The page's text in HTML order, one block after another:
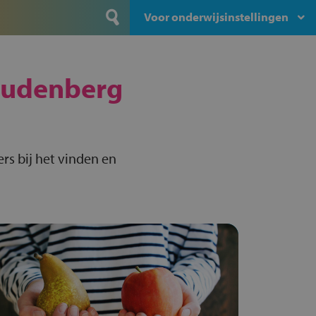
Voor onderwijsinstellingen
bij het vinden en